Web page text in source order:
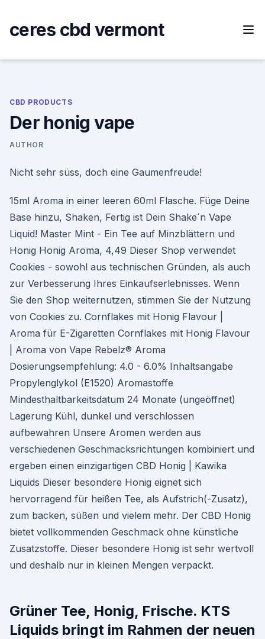
content
ceres cbd vermont
CBD PRODUCTS
Der honig vape
AUTHOR
Nicht sehr süss, doch eine Gaumenfreude!
15ml Aroma in einer leeren 60ml Flasche. Füge Deine
Base hinzu, Shaken, Fertig ist Dein Shake´n Vape
Liquid! Master Mint - Ein Tee auf Minzblättern und
Honig Honig Aroma, 4,49 Dieser Shop verwendet
Cookies - sowohl aus technischen Gründen, als auch
zur Verbesserung Ihres Einkaufserlebnisses. Wenn
Sie den Shop weiternutzen, stimmen Sie der Nutzung
von Cookies zu. Cornflakes mit Honig Flavour |
Aroma für E-Zigaretten Cornflakes mit Honig Flavour
| Aroma von Vape Rebelz® Aroma
Dosierungsempfehlung: 4.0 - 6.0% Inhaltsangabe
Propylenglykol (E1520) Aromastoffe
Mindesthaltbarkeitsdatum 24 Monate (ungeöffnet)
Lagerung Kühl, dunkel und verschlossen
aufbewahren Unsere Aromen werden aus
verschiedenen Geschmacksrichtungen kombiniert und
ergeben einen einzigartigen CBD Honig | Kawika
Liquids Dieser besondere Honig eignet sich
hervorragend für heißen Tee, als Aufstrich(-Zusatz),
zum backen, süßen und vielem mehr. Der CBD Honig
bietet vollkommenden Geschmack ohne künstliche
Zusatzstoffe. Dieser besondere Honig ist sehr wertvoll
und deshalb nur in kleinen Mengen verpackt.
Grüner Tee, Honig, Frische. KTS
Liquids bringt im Rahmen der neuen